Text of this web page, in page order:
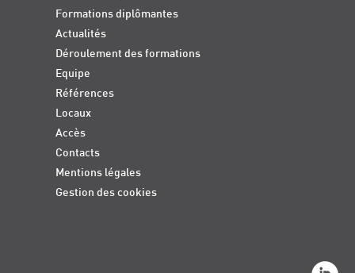
Formations diplômantes
Actualités
Déroulement des formations
Equipe
Références
Locaux
Accès
Contacts
Mentions légales
Gestion des cookies